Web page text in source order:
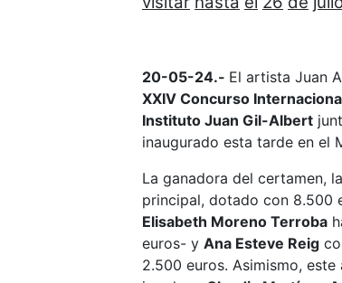
20-05-24.- El artista Juan
XXIV Concurso
Instituto Juan Gil-Albert
inaugurado esta tarde en el
La ganadora del certamen,
principal, dotado con 8.500
Elisabeth Moreno Terroba
euros- y Ana Esteve Reig
2.500 euros. Asimismo,